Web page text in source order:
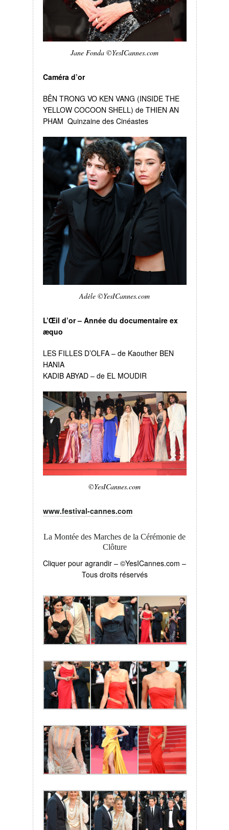
Jane Fonda ©YesICannes.com
Caméra d’or
BÊN TRONG VO KEN VANG (INSIDE THE
YELLOW COCOON SHELL) de THIEN AN
PHAM Quinzaine des Cinéastes
Adèle ©YesICannes.com
L’Œil d’or – Année du documentaire ex
æquo
LES FILLES D’OLFA – de Kaouther BEN
HANIA
KADIB ABYAD – de EL MOUDIR
©YesICannes.com
www.festival-cannes.com
La Montée des Marches de la Cérémonie de
Clôture
Cliquer pour agrandir – ©YesICannes.com –
Tous droits réservés